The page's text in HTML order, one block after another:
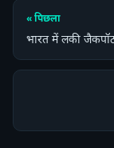
« पिछला
भारत में लकी